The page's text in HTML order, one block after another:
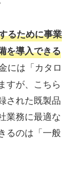
るために事業
を導入できる
には「カタロ
すが、こちら
された既製品
業務に最適な
るのは「一般